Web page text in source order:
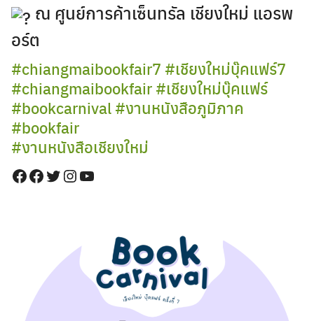
ณ ศูนย์การค้าเซ็นทรัล เชียงใหม่ แอรพ
อร์ต
#chiangmaibookfair7 #เชียงใหม่บุ๊คแฟร์7
#chiangmaibookfair#เชียงใหม่บุ๊คแฟร์
#bookcarnival#งานหนังสือภูมิภาค
#bookfair
#งานหนังสือเชียงใหม่
Facebook
Facebook
Twitter
Instagram
YouTube